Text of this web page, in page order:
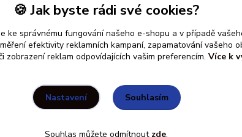
🍪 Jak byste rádi své cookies?
ke správnému fungování našeho e-shopu a v případě
efektivity reklamních kampaní, zapamatování vašeho
zobrazení reklam odpovídajících vašim preferencím. Více k
Nastavení Souhlasím
Souhlas můžete odmítnout zde.